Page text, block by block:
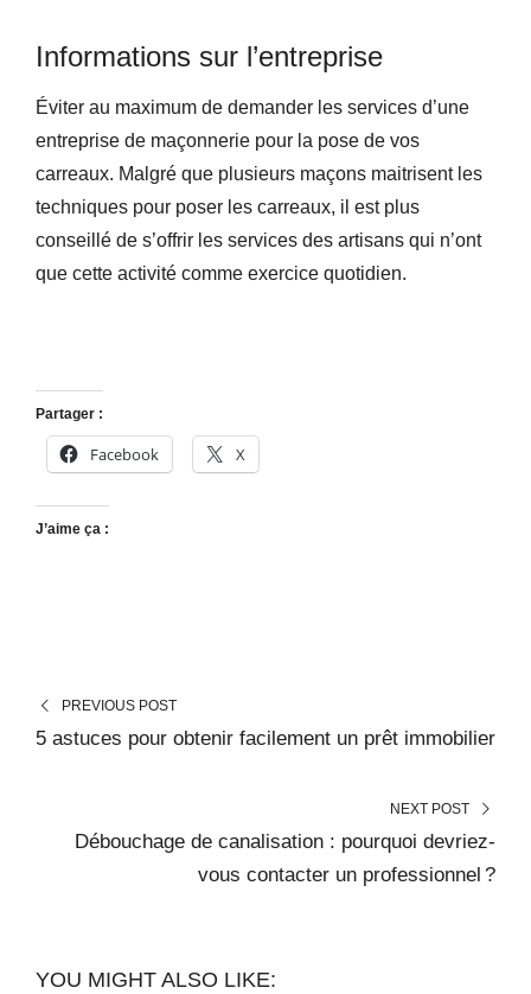
Informations sur l’entreprise
Éviter au maximum de demander les services d’une
entreprise de maçonnerie pour la pose de vos
carreaux. Malgré que plusieurs maçons maitrisent les
techniques pour poser les carreaux, il est plus
conseillé de s’offrir les services des artisans qui n’ont
que cette activité comme exercice quotidien.
Partager :
Facebook X
J’aime ça :
PREVIOUS POST
5 astuces pour obtenir facilement un prêt immobilier
NEXT POST
Débouchage de canalisation : pourquoi devriez-
vous contacter un professionnel ?
YOU MIGHT ALSO LIKE: